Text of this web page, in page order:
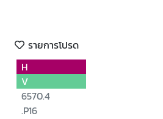
รายการโปรด
H
V
6570.4
.P16